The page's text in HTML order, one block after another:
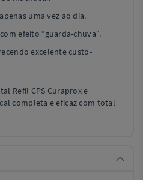
uma vez ao dia.
efeito “guarda-chuva”.
excelente custo-
Refil CPS Curaprox e
completa e eficaz com total